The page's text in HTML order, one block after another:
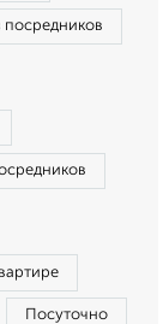
посредников
Посуточно